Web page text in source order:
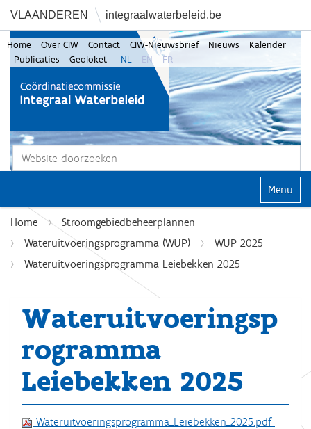
VLAANDEREN integraalwaterbeleid.be
Zoek
Home Over CIW Contact CIW-Nieuwsbrief Nieuws
Kalender
Publicaties
Geoloket NL EN FR
Klap
Home
Stroomgebiedbeheerplannen
Wateruitvoeringsprogramma (WUP)
WUP 2025
Wateruitvoeringsprogramma Leiebekken 2025
Wateruitvoeringsp
rogramma
Leiebekken 2025
Wateruitvoeringsprogramma_Leiebekken_2025.pdf —